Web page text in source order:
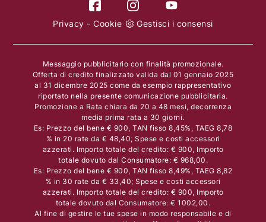
Privacy -Cookie Gestisci i consensi
Messaggio pubblicitario con finalità promozionale.
Offerta di credito finalizzato valida dal 01 gennaio 2025
al 31 dicembre 2025 come da esempio rappresentativo
riportato nella presente comunicazione pubblicitaria.
Promozione a Rata chiara da 20 a 48 mesi, decorrenza
media prima rata a 30 giorni.
Es: Prezzo del bene € 900, TAN fisso 8,45%, TAEG 8,78
% in 20 rate da € 48,40; Spese e costi accessori
azzerati. Importo totale del credito: € 900, Importo
totale dovuto dal Consumatore: € 968,00.
Es: Prezzo del bene € 900, TAN fisso 8,49%, TAEG 8,82
% in 30 rate da € 33,40; Spese e costi accessori
azzerati. Importo totale del credito: € 900, Importo
totale dovuto dal Consumatore: € 1002,00.
Al fine di gestire le tue spese in modo responsabile e di